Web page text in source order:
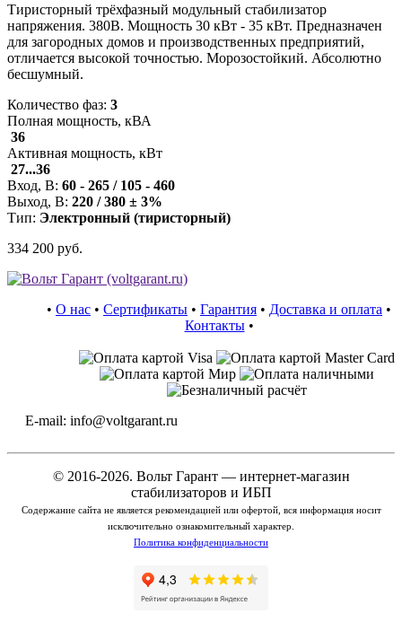
Тиристорный трёхфазный модульный стабилизатор
напряжения. 380В. Мощность 30 кВт - 35 кВт. Предназначен
для загородных домов и производственных предприятий,
отличается высокой точностью. Морозостойкий. Абсолютно
бесшумный.
Количество фаз: 3
Полная мощность, кВА
36
Активная мощность, кВт
27...36
Вход, В: 60 - 265 / 105 - 460
Выход, В: 220 / 380 ± 3%
Тип: Электронный (тиристорный)
334 200 руб.
• О нас • Сертификаты • Гарантия • Доставка и оплата •
Контакты•
E-mail: info@voltgarant.ru
© 2016-2026. Вольт Гарант — интернет-магазин
стабилизаторов и ИБП
Содержание сайта не является рекомендацией или офертой, вся информация носит
исключительно ознакомительный характер.
Политика конфиденциальности